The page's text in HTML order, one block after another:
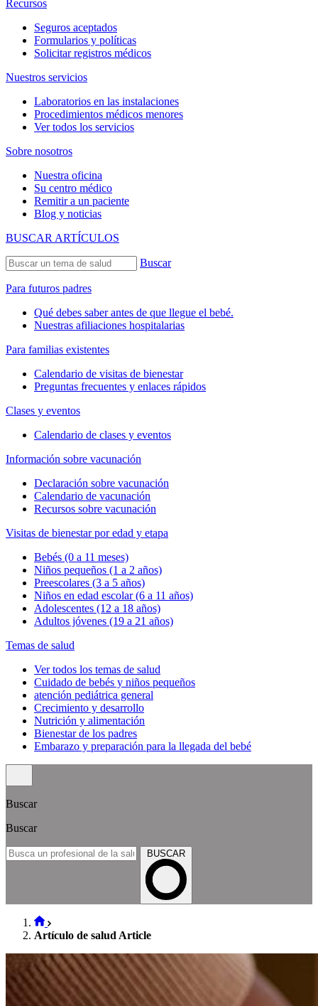
Recursos
Seguros aceptados
Formularios y políticas
Solicitar registros médicos
Nuestros servicios
Laboratorios en las instalaciones
Procedimientos médicos menores
Ver todos los servicios
Sobre nosotros
Nuestra oficina
Su centro médico
Remitir a un paciente
Blog y noticias
BUSCAR ARTÍCULOS
Buscar
Para futuros padres
Qué debes saber antes de que llegue el bebé.
Nuestras afiliaciones hospitalarias
Para familias existentes
Calendario de visitas de bienestar
Preguntas frecuentes y enlaces rápidos
Clases y eventos
Calendario de clases y eventos
Información sobre vacunación
Declaración sobre vacunación
Calendario de vacunación
Recursos sobre vacunación
Visitas de bienestar por edad y etapa
Bebés (0 a 11 meses)
Niños pequeños (1 a 2 años)
Preescolares (3 a 5 años)
Niños en edad escolar (6 a 11 años)
Adolescentes (12 a 18 años)
Adultos jóvenes (19 a 21 años)
Temas de salud
Ver todos los temas de salud
Cuidado de bebés y niños pequeños
atención pediátrica general
Crecimiento y desarrollo
Nutrición y alimentación
Bienestar de los padres
Embarazo y preparación para la llegada del bebé
Buscar
Buscar
BUSCAR
Artículo de salud Article